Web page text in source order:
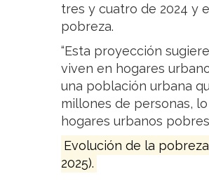
tres y cuatro de 2024 y
pobreza.
“Esta proyección
viven en hogares
una población urbana
millones de personas,
hogares urbanos
Evolución de la
2025).